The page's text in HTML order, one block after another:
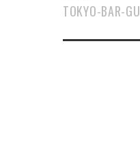
TOKYO-BAR-